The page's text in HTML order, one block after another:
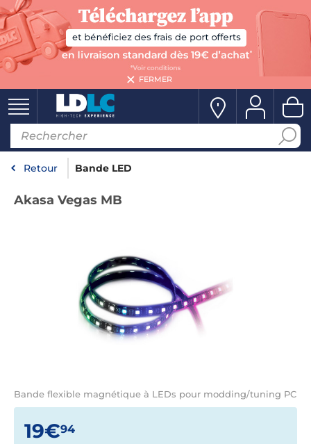
FERMER
Retour Bande LED
Akasa Vegas MB
Bande flexible magnétique à LEDs pour modding/tuning PC
19€94